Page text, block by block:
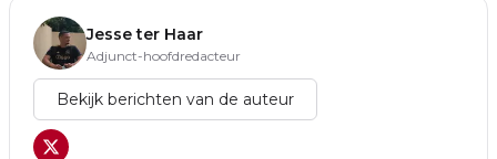
Jesse ter Haar
Adjunct-hoofdredacteur
Bekijk berichten van de auteur